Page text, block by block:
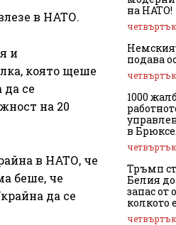
в НАТО.
и
която щеше
да се
на 20
в НАТО, че
беше, че
да се
на НАТО!
подава
1000
в
Тръмп
Белия
запас
колкото